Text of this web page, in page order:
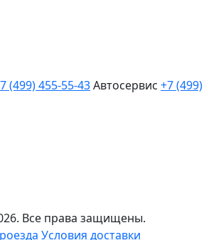
(499) 455-55-43Автосервис +7 (499)
Все права защищены.
Условия доставки